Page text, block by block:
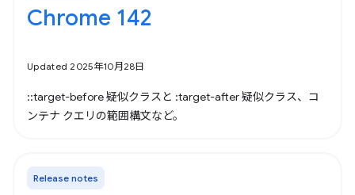
Chrome 142
Updated 2025年10月28日
::target-before 疑似クラスと :target-after 疑似クラス、コ
ンテナ クエリの範囲構文など。
Release notes